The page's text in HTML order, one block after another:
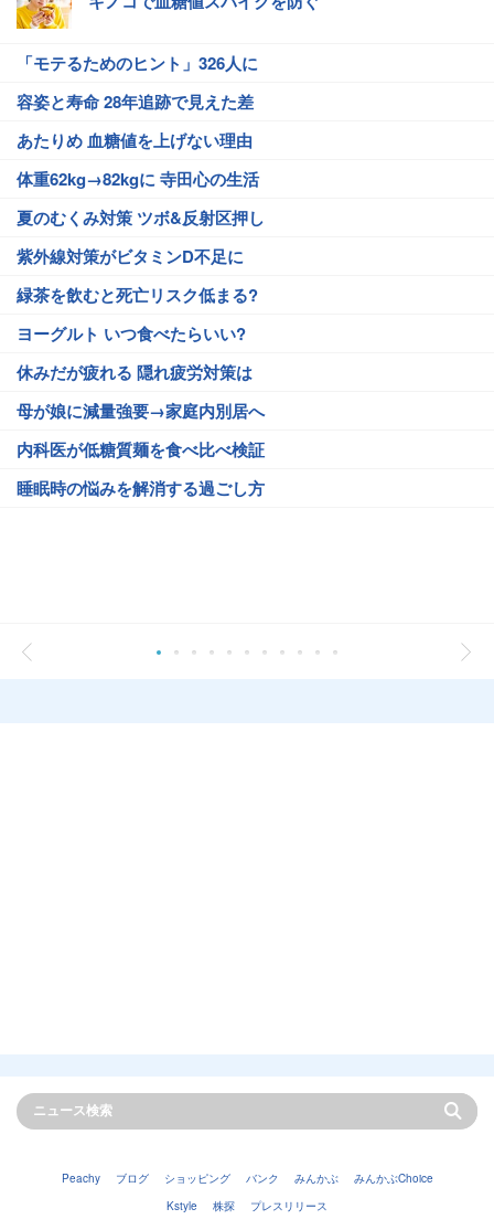
「モテるためのヒント」326人に
容姿と寿命 28年追跡で見えた差
あたりめ 血糖値を上げない理由
体重62kg→82kgに 寺田心の生活
夏のむくみ対策 ツボ&反射区押し
紫外線対策がビタミンD不足に
緑茶を飲むと死亡リスク低まる?
ヨーグルト いつ食べたらいい?
休みだが疲れる 隠れ疲労対策は
母が娘に減量強要→家庭内別居へ
内科医が低糖質麺を食べ比べ検証
睡眠時の悩みを解消する過ごし方
Peachy ブログ ショッピング バンク みんかぶ
みんかぶChoice
Kstyle
株探 プレスリリース